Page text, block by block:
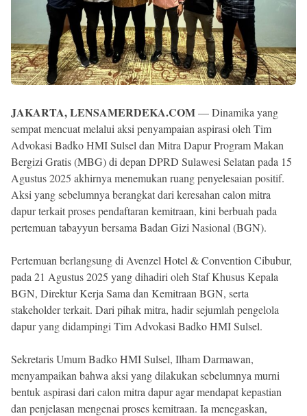
JAKARTA, LENSAMERDEKA.COM— Dinamika yang
sempat mencuat melalui aksi penyampaian aspirasi oleh Tim
Advokasi Badko HMI Sulsel dan Mitra Dapur Program Makan
Bergizi Gratis (MBG) di depan DPRD Sulawesi Selatan pada 15
Agustus 2025 akhirnya menemukan ruang penyelesaian positif.
Aksi yang sebelumnya berangkat dari keresahan calon mitra
dapur terkait proses pendaftaran kemitraan, kini berbuah pada
pertemuan tabayyun bersama Badan Gizi Nasional (BGN).
Pertemuan berlangsung di Avenzel Hotel & Convention Cibubur,
pada 21 Agustus 2025 yang dihadiri oleh Staf Khusus Kepala
BGN, Direktur Kerja Sama dan Kemitraan BGN, serta
stakeholder terkait. Dari pihak mitra, hadir sejumlah pengelola
dapur yang didampingi Tim Advokasi Badko HMI Sulsel.
Sekretaris Umum Badko HMI Sulsel, Ilham Darmawan,
menyampaikan bahwa aksi yang dilakukan sebelumnya murni
bentuk aspirasi dari calon mitra dapur agar mendapat kepastian
dan penjelasan mengenai proses kemitraan. Ia menegaskan,